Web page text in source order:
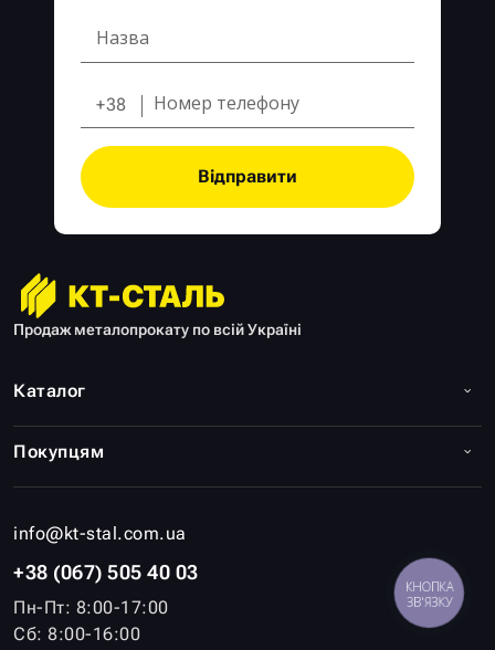
Продаж металопрокату по всій Україні
info@kt-stal.com.ua
+38 (067) 505 40 03
Пн-Пт: 8:00-17:00
Сб: 8:00-16:00
Каталог
Покупцям
+38
Відправити
КНОПКА
ЗВ'ЯЗКУ